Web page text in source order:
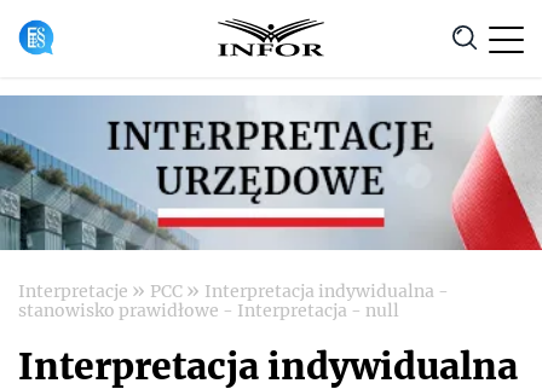
Anuluj
Interpretacje » PCC » Interpretacja indywidualna -
stanowisko prawidłowe - Interpretacja - null
Interpretacja indywidualna